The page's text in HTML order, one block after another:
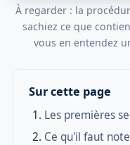
À regarder : la
sachiez ce que
vous en entendez
Sur cette page
Les premières
Ce qu'il faut